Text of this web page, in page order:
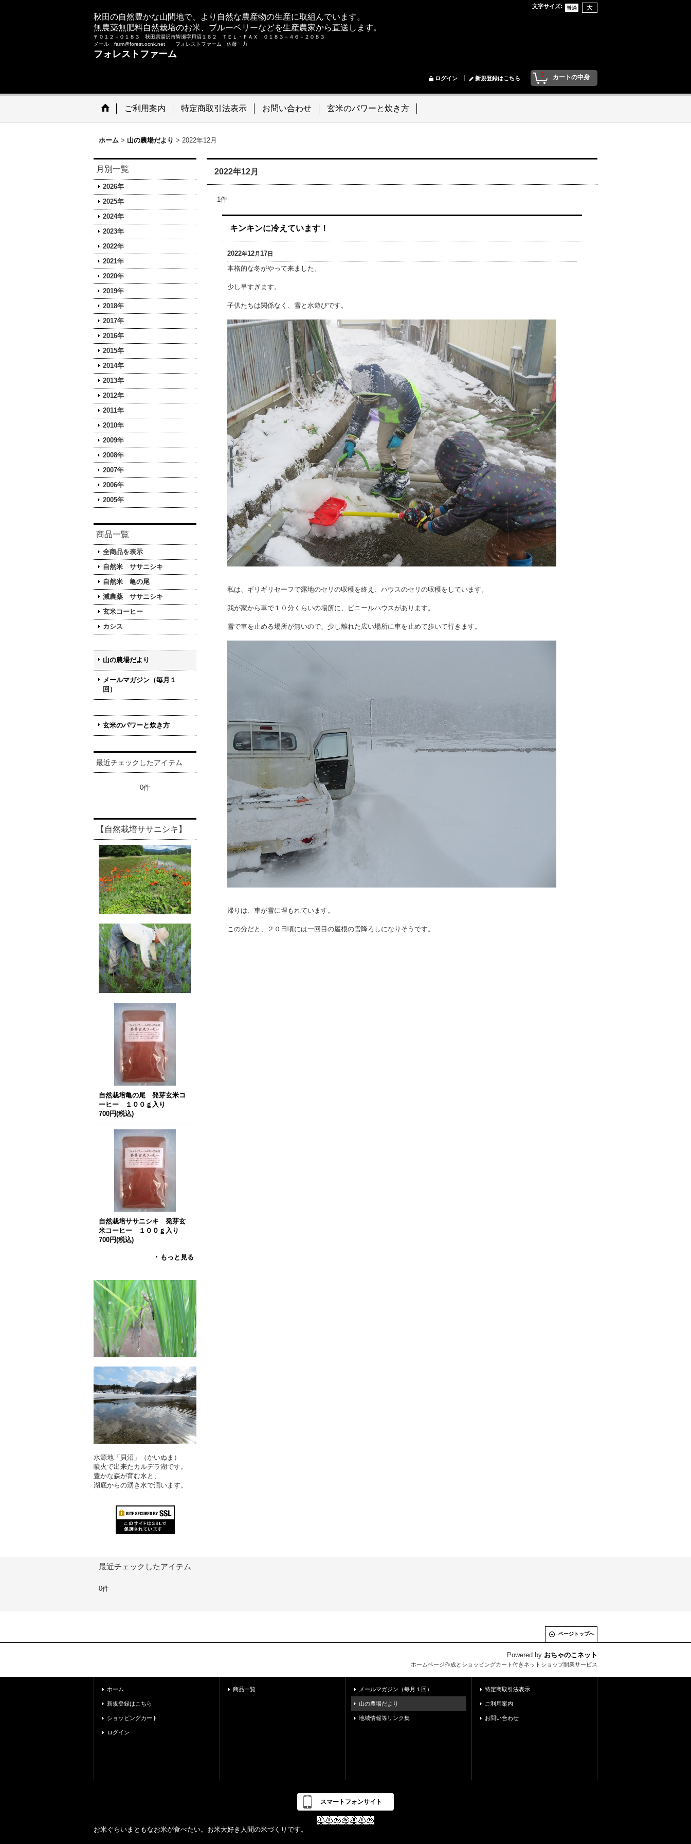
秋田の自然豊かな山間地で、より自然な農産物の生産に取組んでいます。
無農薬無肥料自然栽培のお米、ブルーベリーなどを生産農家から直送します。
〒０１２－０１８３ 秋田県湯沢市皆瀬字貝沼１６２ ＴＥＬ・ＦＡＸ ０１８３－４６－２０８３
メール farm@forest.ocnk.net フォレストファーム 佐藤 力
文字サイズ:
フォレストファーム
0 カートの中身
ログイン 新規登録はこちら
ご利用案内 特定商取引法表示 お問い合わせ 玄米のパワーと炊き方
ホーム > 山の農場だより > 2022年12月
月別一覧
2026年
2025年
2024年
2023年
2022年
2021年
2020年
2019年
2018年
2017年
2016年
2015年
2014年
2013年
2012年
2011年
2010年
2009年
2008年
2007年
2006年
2005年
商品一覧
全商品を表示
自然米 ササニシキ
自然米 亀の尾
減農薬 ササニシキ
玄米コーヒー
カシス
山の農場だより
メールマガジン（毎月１
回）
玄米のパワーと炊き方
最近チェックしたアイテム
0件
【自然栽培ササニシキ】
自然栽培亀の尾 発芽玄米コ
ーヒー １００ｇ入り
700円(税込)
自然栽培ササニシキ 発芽玄
米コーヒー １００ｇ入り
700円(税込)
もっと見る
水源地「貝沼」（かいぬま）
噴火で出来たカルデラ湖です。
豊かな森が育む水と、
湖底からの湧き水で潤います。
2022年12月
1件
キンキンに冷えています！
2022年12月17日
本格的な冬がやって来ました。
少し早すぎます。
子供たちは関係なく、雪と水遊びです。
私は、ギリギリセーフで露地のセリの収穫を終え、ハウスのセリの収穫をしています。
我が家から車で１０分くらいの場所に、ビニールハウスがあります。
雪で車を止める場所が無いので、少し離れた広い場所に車を止めて歩いて行きます。
帰りは、車が雪に埋もれています。
この分だと、２０日頃には一回目の屋根の雪降ろしになりそうです。
最近チェックしたアイテム
0件
ページトップへ
Powered by おちゃのこネット
ホームページ作成とショッピングカート付きネットショップ開業サービス
ホーム
新規登録はこちら
ショッピングカート
ログイン
商品一覧 メールマガジン（毎月１回）
山の農場だより
地域情報等リンク集
特定商取引法表示
ご利用案内
お問い合わせ
スマートフォンサイト
お米ぐらいまともなお米が食べたい。お米大好き人間の米づくりです。